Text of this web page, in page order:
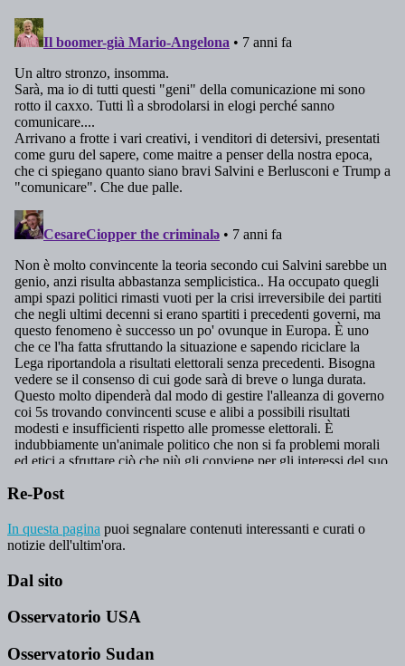
Re-Post
In questa pagina puoi segnalare contenuti interessanti e curati o
notizie dell'ultim'ora.
Dal sito
Osservatorio USA
Osservatorio Sudan